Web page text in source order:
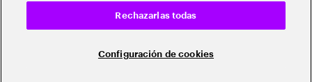
Configuración de cookies
Rechazarlas todas